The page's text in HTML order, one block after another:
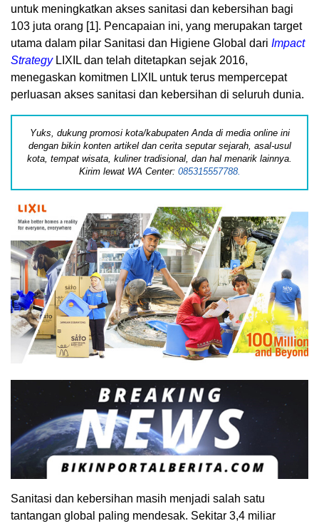
untuk meningkatkan akses sanitasi dan kebersihan bagi
103 juta orang [1]. Pencapaian ini, yang merupakan target
utama dalam pilar Sanitasi dan Higiene Global dari Impact
Strategy LIXIL dan telah ditetapkan sejak 2016,
menegaskan komitmen LIXIL untuk terus mempercepat
perluasan akses sanitasi dan kebersihan di seluruh dunia.
Yuks, dukung promosi kota/kabupaten Anda di media online ini
dengan bikin konten artikel dan cerita seputar sejarah, asal-usul
kota, tempat wisata, kuliner tradisional, dan hal menarik lainnya.
Kirim lewat WA Center: 085315557788.
Sanitasi dan kebersihan masih menjadi salah satu
tantangan global paling mendesak. Sekitar 3,4 miliar